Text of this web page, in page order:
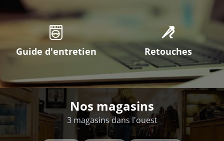
Guide d'entretien Retouches
Nos magasins
3 magasins dans l'ouest